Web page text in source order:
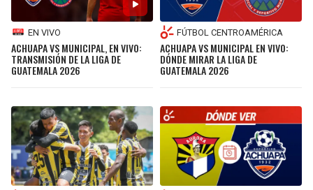
EN VIVO
ACHUAPA VS MUNICIPAL, EN VIVO:
TRANSMISIÓN DE LA LIGA DE
GUATEMALA 2026
FÚTBOL CENTROAMÉRICA
ACHUAPA VS MUNICIPAL EN VIVO:
DÓNDE MIRAR LA LIGA DE
GUATEMALA 2026